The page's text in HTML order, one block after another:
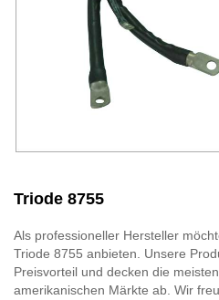
Triode 8755
Als professioneller Hersteller
Triode 8755 anbieten. Unsere
Preisvorteil und decken die
amerikanischen Märkte ab. Wir